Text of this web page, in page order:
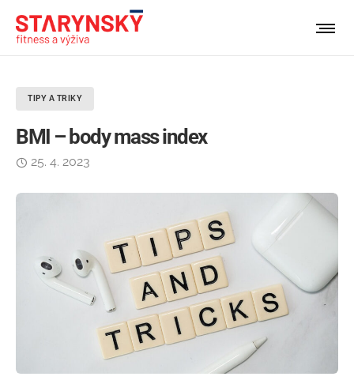
TIPY A TRIKY
BMI – body mass index
25. 4. 2023